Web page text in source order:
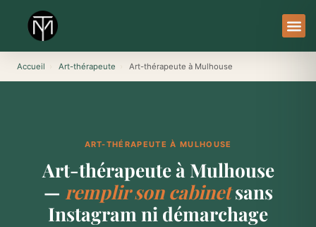
contenu
Accueil Art-thérapeute Art-thérapeute à Mulhouse
ART-THÉRAPEUTE À MULHOUSE
Art-thérapeute à Mulhouse
— remplir son cabinetsans
Instagram ni démarchage